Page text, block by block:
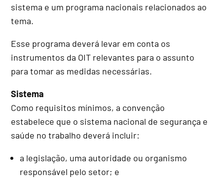
sistema e um programa nacionais relacionados ao
tema.
Esse programa deverá levar em conta os
instrumentos da OIT relevantes para o assunto
para tomar as medidas necessárias.
Sistema
Como requisitos mínimos, a convenção
estabelece que o sistema nacional de segurança e
saúde no trabalho deverá incluir:
a legislação, uma autoridade ou organismo
responsável pelo setor; e